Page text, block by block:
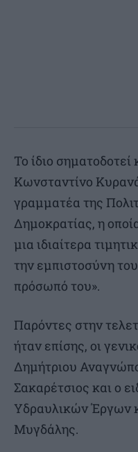
Το ίδιο
Κωνσταντίνο
γραμματέα της
Δημοκρατίας, η
μια ιδιαίτερα
την εμπιστοσύνη
πρόσωπό του».
Παρόντες στην
ήταν επίσης, οι
Δημήτριου
Σακαρέτσιος και ο
Υδραυλικών Έργων
Μυγδάλης.